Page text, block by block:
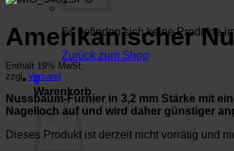
Es befinden sich keine Produkte
Zurück zum Shop
0
Warenkorb
Amerikanischer
Enthält 19% MwSt.
zzgl. Versand
Nussbaum-Furnier in 3,2 mm Stärke mit
Nagelloch auf und wird daher günstiger
Dieses Produkt ist derzeit nicht vorrätig und